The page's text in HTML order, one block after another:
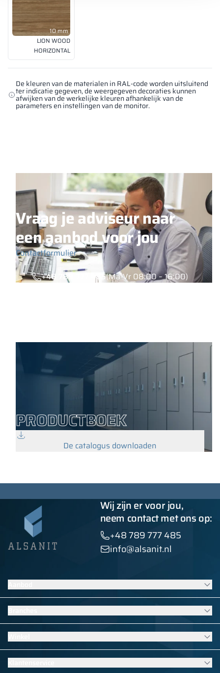
10 mm
LION WOOD
HORIZONTAL
De kleuren van de materialen in RAL-code worden uitsluitend
ter indicatie gegeven, de weergegeven decoraties kunnen
afwijken van de werkelijke kleuren afhankelijk van de
parameters en instellingen van de monitor.
Vraag je adviseur naar
een aanbod voor jou
Contactformulier
+48 789 777 485(Ma-Vr 08:00 – 16:00)
PRODUCTBOEK
De catalogus downloaden
Wij zijn er voor jou,
neem contact met ons op:
+48 789 777 485
info@alsanit.nl
Lockers
Sanitaire wanden
Contractmeubilair
Bekijk alle producten
Meubilair voor scholen en kinderdagverblijven
Uitrusting voor zwembaden
Meubilair voor sport- en fitnesskleedkamers
Garderobekasten
School lockers